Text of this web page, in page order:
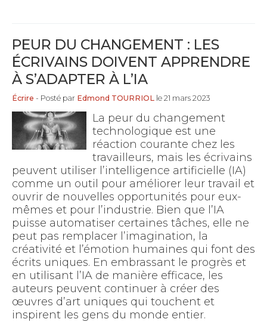
PEUR DU CHANGEMENT : LES
ÉCRIVAINS DOIVENT APPRENDRE
À S’ADAPTER À L’IA
Écrire - Posté par Edmond TOURRIOL le 21 mars 2023
La peur du changement
technologique est une
réaction courante chez les
travailleurs, mais les écrivains
peuvent utiliser l’intelligence artificielle (IA)
comme un outil pour améliorer leur travail et
ouvrir de nouvelles opportunités pour eux-
mêmes et pour l’industrie. Bien que l’IA
puisse automatiser certaines tâches, elle ne
peut pas remplacer l’imagination, la
créativité et l’émotion humaines qui font des
écrits uniques. En embrassant le progrès et
en utilisant l’IA de manière efficace, les
auteurs peuvent continuer à créer des
œuvres d’art uniques qui touchent et
inspirent les gens du monde entier.